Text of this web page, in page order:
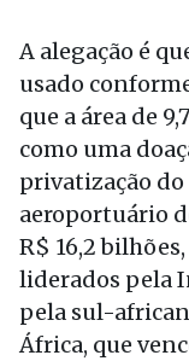
A alegação é
usado
que a área de
como uma
privatização
aeroportuário
R$ 16,2
liderados pela
pela sul-
África, que